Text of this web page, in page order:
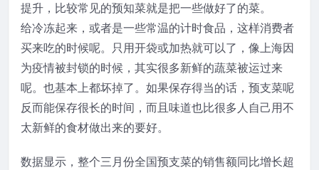
提升，比较常见的预知菜就是把一些做好了的菜。
给冷冻起来，或者是一些常温的计时食品，这样消费者
买来吃的时候呢。只用开袋或加热就可以了，像上海因
为疫情被封锁的时候，其实很多新鲜的蔬菜被运过来
呢。也基本上都坏掉了。如果保存得当的话，预支菜呢
反而能保存很长的时间，而且味道也比很多人自己用不
太新鲜的食材做出来的要好。
数据显示，整个三月份全国预支菜的销售额同比增长超